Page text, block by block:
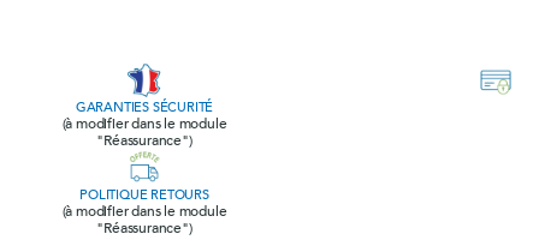
GARANTIES SÉCURITÉ
(à modifier dans le module
"Réassurance")
POLITIQUE RETOURS
(à modifier dans le module
"Réassurance")